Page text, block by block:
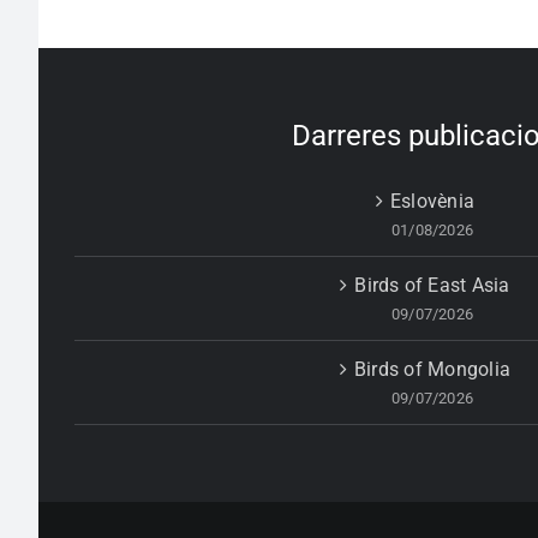
Darreres
Eslovènia
01/08/2026
Birds of East Asia
09/07/2026
Birds of Mongolia
09/07/2026